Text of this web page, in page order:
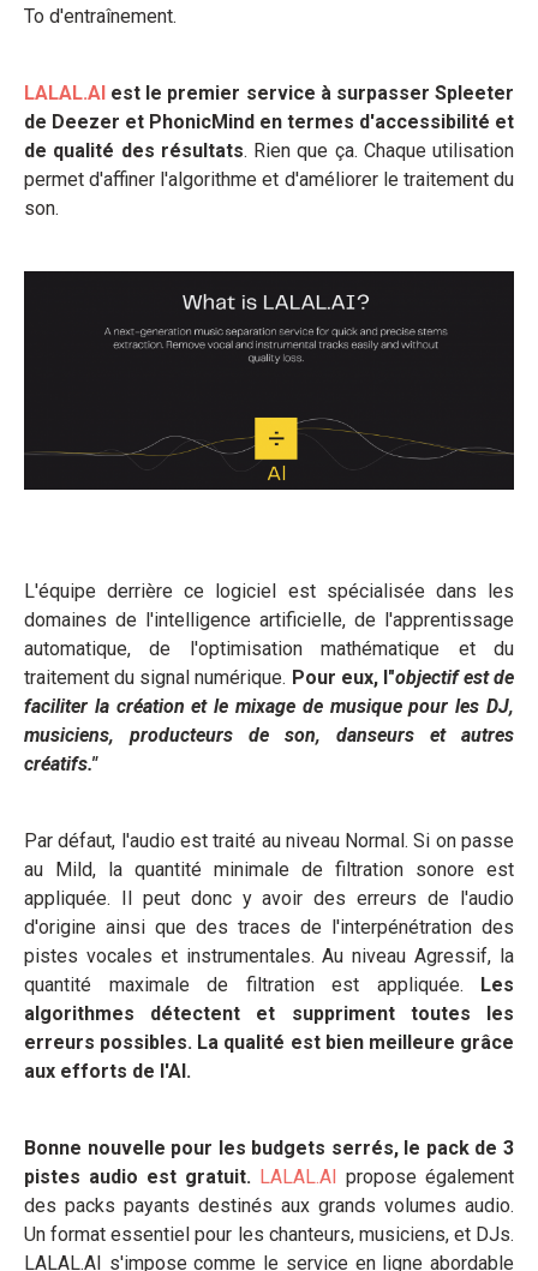
To d'entraînement.
LALAL.AI est le premier service à surpasser Spleeter
de Deezer et PhonicMind en termes d'accessibilité et
de qualité des résultats. Rien que ça. Chaque utilisation
permet d'affiner l'algorithme et d'améliorer le traitement du
son.
L'équipe derrière ce logiciel est spécialisée dans les
domaines de l'intelligence artificielle, de l'apprentissage
automatique, de l'optimisation mathématique et du
traitement du signal numérique. Pour eux, l"objectif est de
faciliter la création et le mixage de musique pour les DJ,
musiciens, producteurs de son, danseurs et autres
créatifs."
Par défaut, l'audio est traité au niveau Normal. Si on passe
au Mild, la quantité minimale de filtration sonore est
appliquée. Il peut donc y avoir des erreurs de l'audio
d'origine ainsi que des traces de l'interpénétration des
pistes vocales et instrumentales. Au niveau Agressif, la
quantité maximale de filtration est appliquée. Les
algorithmes détectent et suppriment toutes les
erreurs possibles. La qualité est bien meilleure grâce
aux efforts de l'AI.
Bonne nouvelle pour les budgets serrés, le pack de 3
pistes audio est gratuit. LALAL.AI propose également
des packs payants destinés aux grands volumes audio.
Un format essentiel pour les chanteurs, musiciens, et DJs.
LALAL.AI s'impose comme le service en ligne abordable